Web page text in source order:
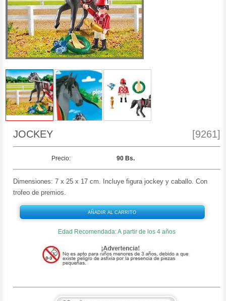
JOCKEY [9261]
Precio: 90 Bs.
Dimensiones: 7 x 25 x 17 cm. Incluye figura jockey y caballo. Con
trofeo de premios.
AÑADIR AL CARRITO
Edad Recomendada: A partir de los 4 años